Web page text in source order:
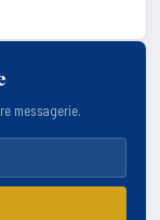
messagerie.